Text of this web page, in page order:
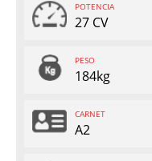
POTENCIA
27 CV
PESO
184kg
CARNET
A2